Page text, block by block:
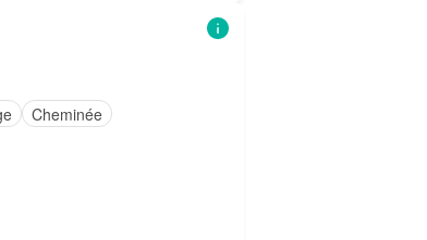
Cheminée